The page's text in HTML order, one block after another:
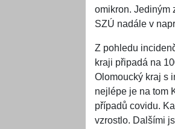
omikron. Jediným
SZÚ nadále v
Z pohledu
kraji připadá na
Olomoucký kraj s
nejlépe je na tom
případů covidu.
vzrostlo. Dalšími